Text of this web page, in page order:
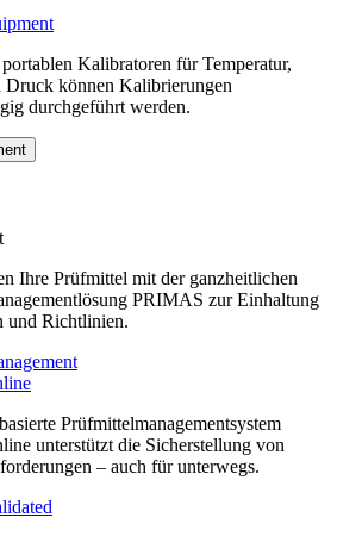
Kalibratoren für Temperatur,
Druck können Kalibrierungen
durchgeführt werden.
Ihre Prüfmittel mit der ganzheitlichen
PRIMAS zur Einhaltung
und Richtlinien.
Prüfmittelmanagementsystem
unterstützt die Sicherstellung von
– auch für unterwegs.